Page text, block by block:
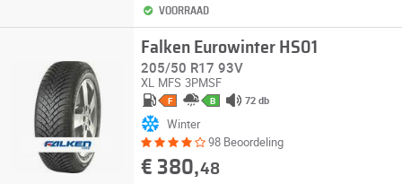
VOORRAAD
Falken Eurowinter HS01
205/50 R17 93V
XL MFS 3PMSF
F B 72 db
Winter
98 Beoordeling
€ 380,48